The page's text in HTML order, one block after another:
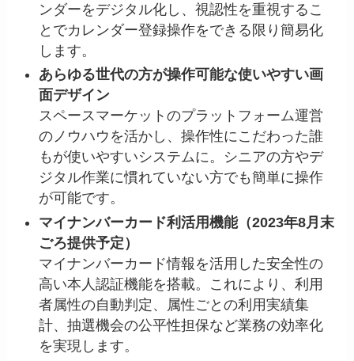
ンダーをデジタル化し、視認性を重視するこ
とでカレンダー登録操作をできる限り簡易化
します。
あらゆる世代の方が操作可能な使いやすい画
面デザイン
スペースマーケットのプラットフォーム運営
のノウハウを活かし、操作性にこだわった誰
もが使いやすいシステムに。シニアの方やデ
ジタル作業に慣れていない方でも簡単に操作
が可能です。
マイナンバーカード利活用機能（2023年8月末
ごろ提供予定）
マイナンバーカード情報を活用した安全性の
高い本人認証機能を搭載。これにより、利用
者属性の自動判定、属性ごとの利用実績集
計、抽選機会の公平性担保など業務の効率化
を実現します。